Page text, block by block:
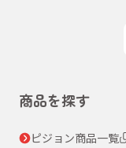
商品を探す
ピジョン商品一覧